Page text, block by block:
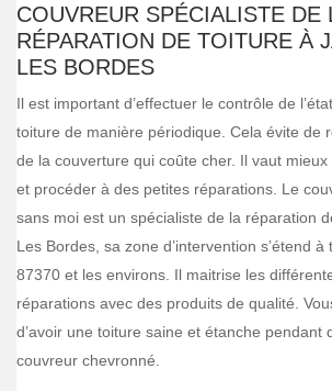
COUVREUR SPÉCIALISTE DE
RÉPARATION DE TOITURE À
LES BORDES
Il est important d’effectuer le contrôle de
toiture de manière périodique. Cela évite de
de la couverture qui coûte cher. Il vaut
et procéder à des petites réparations. Le
sans moi est un spécialiste de la réparation
Les Bordes, sa zone d’intervention s’étend
87370 et les environs. Il maitrise les
réparations avec des produits de qualité.
d’avoir une toiture saine et étanche pendant
couvreur chevronné.